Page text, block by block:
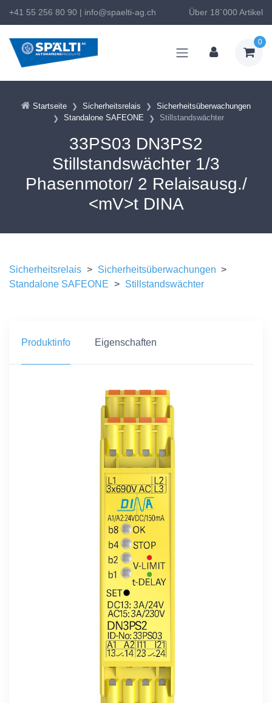
+41 55 256 80 90 | info@spaelti-ag.ch Über 18`000 Artikel
0
Startseite Sicherheitsrelais
Sicherheitsüberwachungen
Standalone SAFEONE
Stillstandswächter
33PS03 DN3PS2
Stillstandswächter 1/3
Phasenmotor/ 2 Relaisausg./
<mV>t DINA
Sicherheitsrelais > Sicherheitsüberwachungen >
Standalone SAFEONE > Stillstandswächter
Produktinfo Eigenschaften